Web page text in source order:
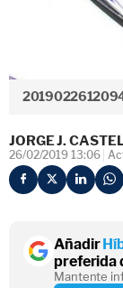
JORGE J.
26/02/2019 13:06
Añadir
preferida
Mantente